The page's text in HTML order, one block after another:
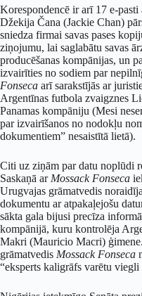
Korespondencē ir arī 17 e-
Džekija Čana (Jackie Chan)
sniedza firmai savas pases
ziņojumu, lai saglabātu savas
producēšanas kompānijas, un
izvairīties no sodiem par
Fonseca arī sarakstījās ar
Argentīnas futbola zvaigznes
Panamas kompāniju (Mesi
par izvairīšanos no nodokļu
dokumentiem” nesaistītā lietā).
Citi uz ziņām par datu noplūdi
Saskaņā ar Mossack Fonseca
Urugvajas grāmatvedis
dokumentu ar atpakaļejošu
sākta gala bijusi precīza
kompānijā, kuru kontrolēja
Makri (Mauricio Macri)
grāmatvedis Mossack Fonseca
“eksperts kaligrāfs varētu viegli